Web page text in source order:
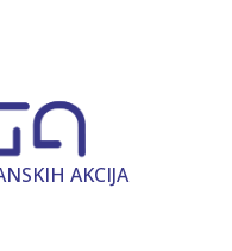
AKCIJA